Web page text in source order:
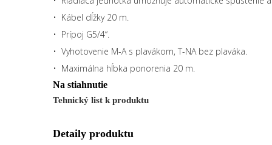
• Kábel dĺžky 20 m.
• Prípoj G5/4“.
• Vyhotovenie M-A s plavákom, T-NA bez plaváka.
• Maximálna hĺbka ponorenia 20 m.
Na stiahnutie
Tehnický list k produktu
Detaily produktu